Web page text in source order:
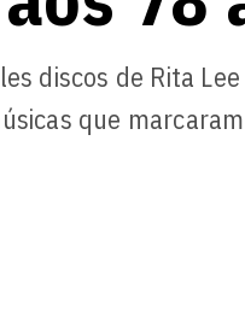
discos de Rita
que